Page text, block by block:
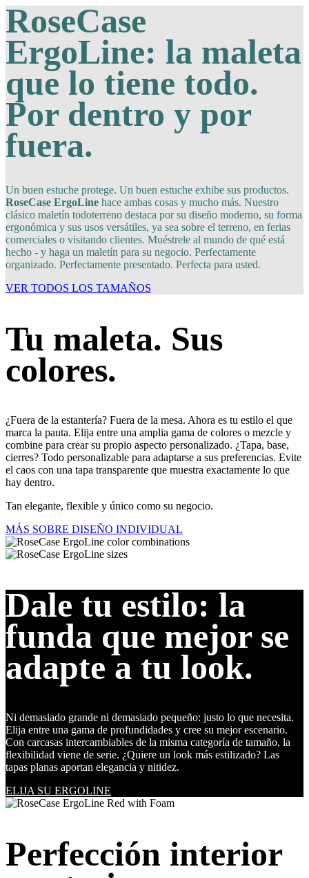
RoseCase
ErgoLine: la maleta
que lo tiene todo.
Por dentro y por
fuera.
Un buen estuche protege. Un buen estuche exhibe sus productos.
RoseCase ErgoLine hace ambas cosas y mucho más. Nuestro
clásico maletín todoterreno destaca por su diseño moderno, su forma
ergonómica y sus usos versátiles, ya sea sobre el terreno, en ferias
comerciales o visitando clientes. Muéstrele al mundo de qué está
hecho - y haga un maletín para su negocio. Perfectamente
organizado. Perfectamente presentado. Perfecta para usted.
VER TODOS LOS TAMAÑOS
Tu maleta. Sus
colores.
¿Fuera de la estantería? Fuera de la mesa. Ahora es tu estilo el que
marca la pauta. Elija entre una amplia gama de colores o mezcle y
combine para crear su propio aspecto personalizado. ¿Tapa, base,
cierres? Todo personalizable para adaptarse a sus preferencias. Evite
el caos con una tapa transparente que muestra exactamente lo que
hay dentro.
Tan elegante, flexible y único como su negocio.
MÁS SOBRE DISEÑO INDIVIDUAL
Dale tu estilo: la
funda que mejor se
adapte a tu look.
Ni demasiado grande ni demasiado pequeño: justo lo que necesita.
Elija entre una gama de profundidades y cree su mejor escenario.
Con carcasas intercambiables de la misma categoría de tamaño, la
flexibilidad viene de serie. ¿Quiere un look más estilizado? Las
tapas planas aportan elegancia y nitidez.
ELIJA SU ERGOLINE
Perfección interior